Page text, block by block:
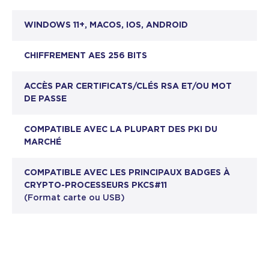
WINDOWS 11+, MACOS, IOS, ANDROID
CHIFFREMENT AES 256 BITS
ACCÈS PAR CERTIFICATS/CLÉS RSA ET/OU MOT
DE PASSE
COMPATIBLE AVEC LA PLUPART DES PKI DU
MARCHÉ
COMPATIBLE AVEC LES PRINCIPAUX BADGES À
CRYPTO-PROCESSEURS PKCS#11
(Format carte ou USB)